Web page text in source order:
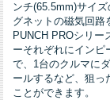
ンチ(65.5mm)サイ
グネットの磁気回路
PUNCH PROシリー
ーそれぞれにイン
で、1台のクルマに
ールするなど、狙っ
ことができます。